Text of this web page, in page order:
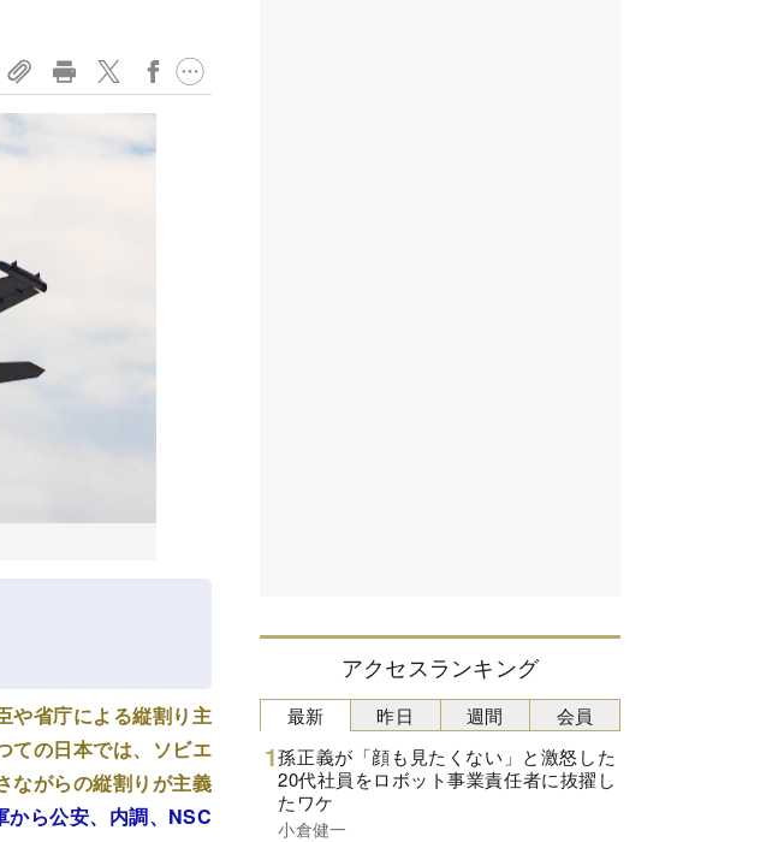
や省庁による縦割り主
ての日本では、ソビエ
ながらの縦割りが主義
から公安、内調、NSC
アクセスランキング
最新
孫正義が「顔も見たくない」と激怒した
20代社員をロボット事業責任者に抜擢し
たワケ
小倉健一
昨日 週間 会員